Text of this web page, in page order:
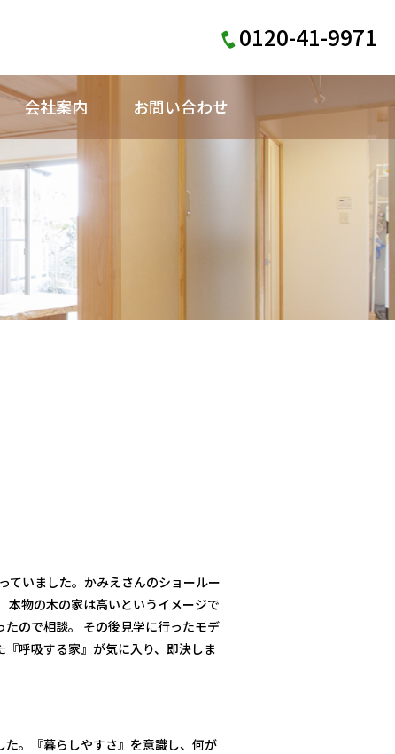
0120-41-9971
会社案内 お問い合わせ
ていました。かみえさんのショールー
物の木の家は高いというイメージで
ので相談。 その後見学に行ったモデ
呼吸する家』が気に入り、即決しま
。『暮らしやすさ』を意識し、何が